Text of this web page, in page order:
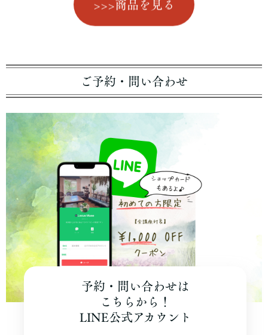
>>>商品を見る
ご予約・問い合わせ
予約・問い合わせは
こちらから！
LINE公式アカウント